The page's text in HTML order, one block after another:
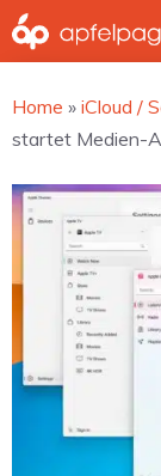
Zum
Inhalt
Home » iCloud /
startet Medien-